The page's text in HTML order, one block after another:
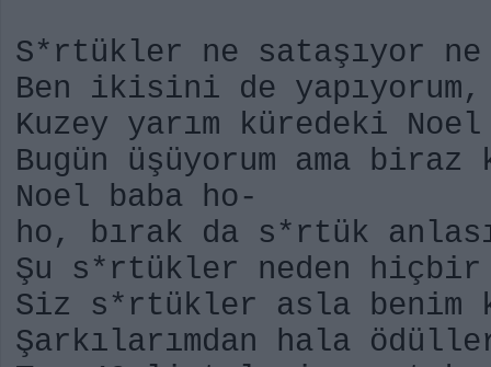
S*rtükler ne sataşıyor
Ben ikisini de
Kuzey yarım küredeki
Bugün üşüyorum ama
Noel baba ho-
ho, bırak da s*rtük
Şu s*rtükler neden hiçbir
Siz s*rtükler asla benim
Şarkılarımdan hala